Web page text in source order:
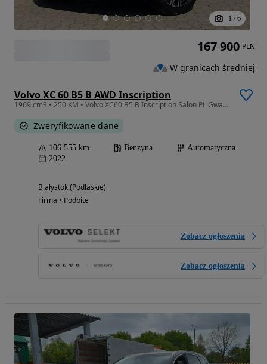
1 / 6
Volvo XC 60 B5 B AWD Inscription
1969 cm3 • 250 KM • Volvo XC60 B5 B Inscription Salon PL Gwarancja Volvo Selekt
Zweryfikowane dane
106 555 km Benzyna
Automatyczna
2022
Białystok (Podlaskie)
Firma • Podbite
Zobacz ogłoszenia
Zobacz ogłoszenia
167 900 PLN
W granicach średniej